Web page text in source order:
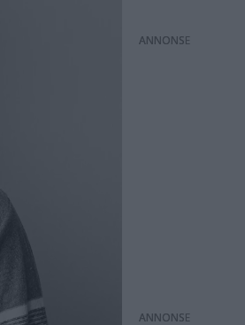
ANNONS
ANNONS